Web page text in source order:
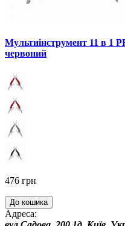
Мультиінструмент 11 в 1
червоний
476 грн
До кошика
Адреса: